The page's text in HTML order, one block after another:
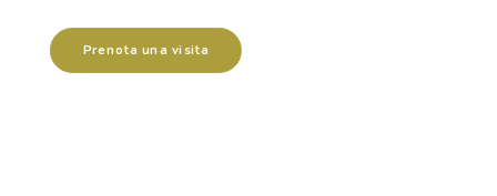
Prenota una visita